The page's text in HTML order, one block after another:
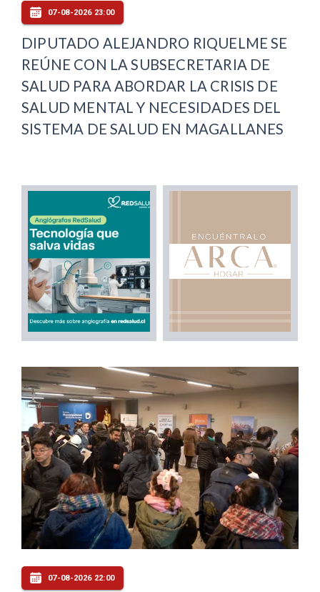
07-08-2026 23:00
DIPUTADO ALEJANDRO RIQUELME SE
REÚNE CON LA SUBSECRETARIA DE
SALUD PARA ABORDAR LA CRISIS DE
SALUD MENTAL Y NECESIDADES DEL
SISTEMA DE SALUD EN MAGALLANES
07-08-2026 22:00